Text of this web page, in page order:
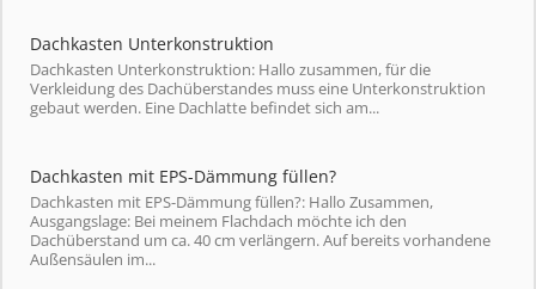
Dachkasten Unterkonstruktion
Dachkasten Unterkonstruktion: Hallo zusammen, für die
Verkleidung des Dachüberstandes muss eine Unterkonstruktion
gebaut werden. Eine Dachlatte befindet sich am...
Dachkasten mit EPS-Dämmung füllen?
Dachkasten mit EPS-Dämmung füllen?: Hallo Zusammen,
Ausgangslage: Bei meinem Flachdach möchte ich den
Dachüberstand um ca. 40 cm verlängern. Auf bereits vorhandene
Außensäulen im...